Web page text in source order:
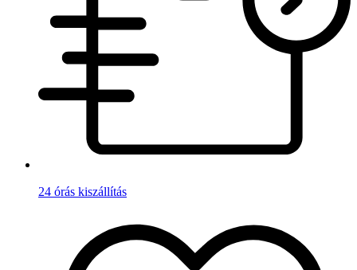
24 órás kiszállítás